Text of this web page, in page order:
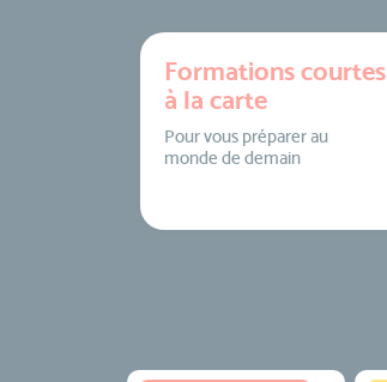
Formations courtes
à la carte
Pour vous préparer au
monde de demain